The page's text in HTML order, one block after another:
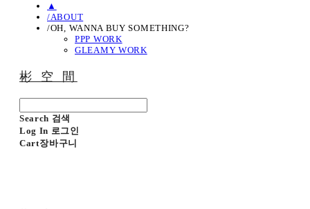
▲
/ABOUT
/OH, WANNA BUY SOMETHING?
PPP WORK
GLEAMY WORK
彬 空 間
Search 검색
Log In 로그인
Cart장바구니